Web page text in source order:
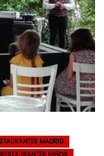
MADRID